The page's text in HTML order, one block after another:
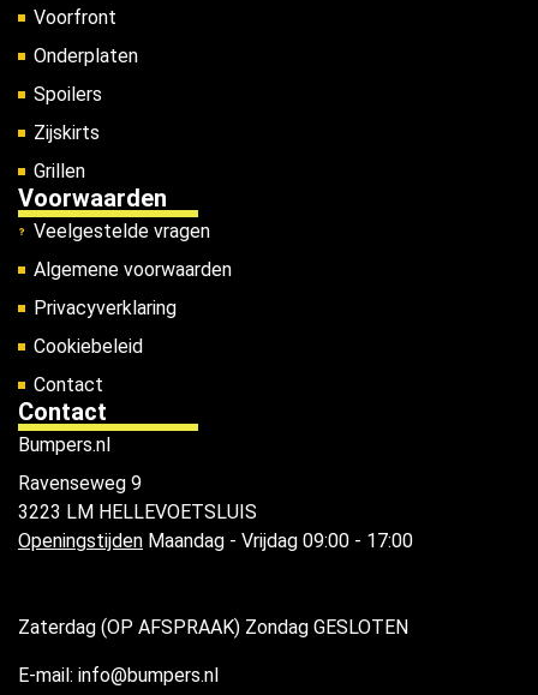
Voorfront
Onderplaten
Spoilers
Zijskirts
Grillen
Voorwaarden
Veelgestelde vragen
Algemene voorwaarden
Privacyverklaring
Cookiebeleid
Contact
Contact
Bumpers.nl
Ravenseweg 9
3223 LM HELLEVOETSLUIS
Openingstijden Maandag - Vrijdag 09:00 - 17:00
Zaterdag (OP AFSPRAAK) Zondag GESLOTEN
E-mail: info@bumpers.nl